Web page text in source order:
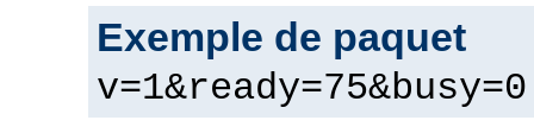
Exemple de paquet
v=1&ready=75&busy=0